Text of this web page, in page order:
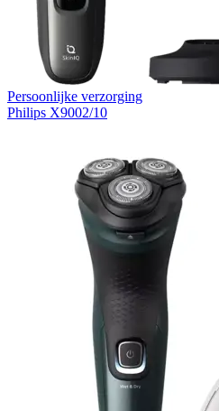
Persoonlijke verzorging
Philips X9002/10